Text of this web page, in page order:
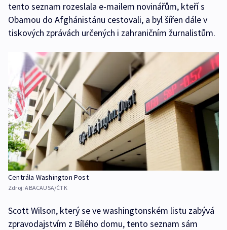
tento seznam rozeslala e-mailem novinářům, kteří s
Obamou do Afghánistánu cestovali, a byl šířen dále v
tiskových zprávách určených i zahraničním žurnalistům.
Centrála Washington Post
Zdroj:ABACAUSA/ČTK
Scott Wilson, který se ve washingtonském listu zabývá
zpravodajstvím z Bílého domu, tento seznam sám